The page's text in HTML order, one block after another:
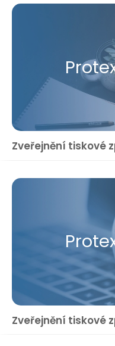
Zveřejnění tiskové
Zveřejnění tiskové